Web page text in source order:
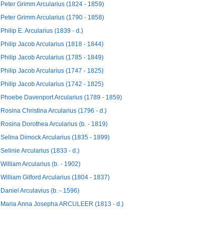
Peter Grimm Arcularius (1824 - 1859)
Peter Grimm Arcularius (1790 - 1858)
Philip E. Arcularius (1839 - d.)
Philip Jacob Arcularius (1818 - 1844)
Philip Jacob Arcularius (1785 - 1849)
Philip Jacob Arcularius (1747 - 1825)
Philip Jacob Arcularius (1742 - 1825)
Phoebe Davenport Arcularius (1789 - 1859)
Rosina Christina Arcularius (1796 - d.)
Rosina Dorothea Arcularius (b. - 1819)
Selina Dimock Arcularius (1835 - 1899)
Selinie Arcularius (1833 - d.)
William Arcularius (b. - 1902)
William Gilford Arcularius (1804 - 1837)
Daniel Arculavius (b. - 1596)
Maria Anna Josepha ARCULEER (1813 - d.)